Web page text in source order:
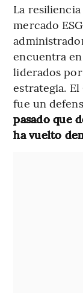
La
mercado
encuentra
liderados
estrategia. El
fue un
pasado que
ha vuelto